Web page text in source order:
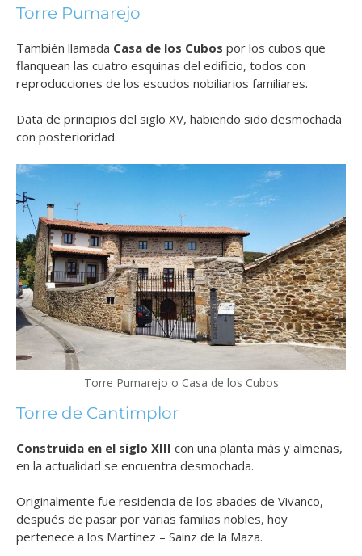
Torre Pumarejo
También llamada Casa de los Cubos por los cubos que
flanquean las cuatro esquinas del edificio, todos con
reproducciones de los escudos nobiliarios familiares.
Data de principios del siglo XV, habiendo sido desmochada
con posterioridad.
Torre Pumarejo o Casa de los Cubos
Torre de Cantimplor
Construida en el siglo XIII con una planta más y almenas,
en la actualidad se encuentra desmochada.
Originalmente fue residencia de los abades de Vivanco,
después de pasar por varias familias nobles, hoy
pertenece a los Martínez – Sainz de la Maza.